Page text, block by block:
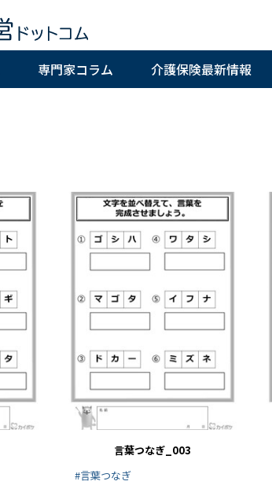
専門家コラム 介護保険最新情報
言葉つなぎ_003
#言葉つなぎ